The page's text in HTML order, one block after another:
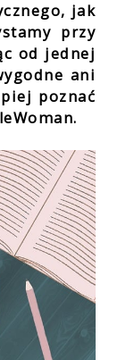
jak
przy
od jednej
ani
poznać